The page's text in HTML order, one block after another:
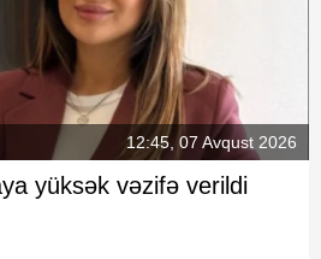
12:45, 07 Avqust 2026
yüksək vəzifə verildi